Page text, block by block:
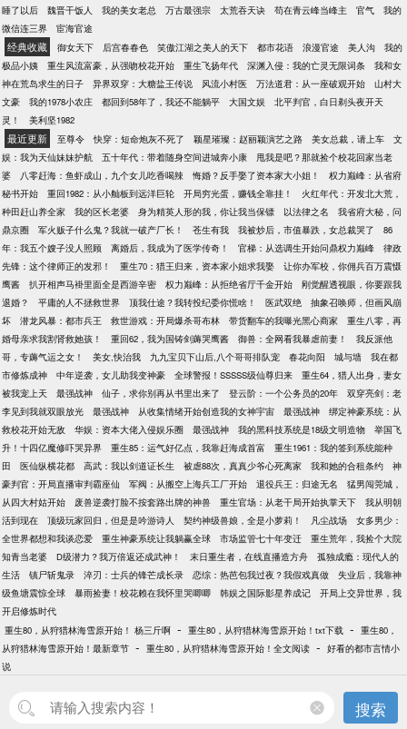
睡了以后
魏晋干饭人 我的美女老总 万古最强宗 太荒吞天诀 苟在青云峰当峰主 官气
我的
微信连三界
宦海官途
经典收藏 御女天下 后宫春春色 笑傲江湖之美人的天下 都市花语 浪漫官途 美人沟
我的
极品小姨
重生风流富豪，从强吻校花开始 重生飞扬年代 深渊入侵：我的亡灵无限词条
我和女
神在荒岛求生的日子
异界双穿：大糖盐王传说 风流小村医 万法道君：从一座破观开始
山村大
文豪
我的1978小农庄 都回到58年了，我还不能躺平 大国文娱
北平判官，白日剃头夜开天
灵！
美利坚1982
最近更新 至尊令 快穿：短命炮灰不死了 颖星璀璨：赵丽颖演艺之路 美女总裁，请上车
文
娱：我为天仙妹妹护航
五十年代：带着随身空间进城奔小康
甩我是吧？那就捡个校花回家当老
婆
八零赶海：鱼虾成山，九个女儿吃香喝辣 悔婚？反手娶了资本家大小姐！
权力巅峰：从省府
秘书开始
重回1982：从小舢板到远洋巨轮 开局穷光蛋，赚钱全靠挂！
火红年代：开发北大荒，
种田赶山养全家
我的区长老婆 身为精英人形的我，你让我当保镖 以法律之名
我省府大秘，问
鼎京圈
军火贩子什么鬼？我就一破产厂长！ 苍生有我 我被炒后，市值暴跌，女总裁哭了
86
年：我五个嫂子没人照顾
离婚后，我成为了医学传奇！ 官梯：从选调生开始问鼎权力巅峰
律政
先锋：这个律师正的发邪！
重生70：猎王归来，资本家小姐求我娶
让你办军校，你佣兵百万震慑
鹰酱
扒开相声马褂里面全是西游辛密 权力巅峰：从拒绝省厅千金开始
刚觉醒透视眼，你要跟我
退婚？
平庸的人不拯救世界 顶我仕途？我转投纪委你慌啥！ 医武双绝
抽象召唤师，但画风崩
坏
潜龙风暴：都市兵王 救世游戏：开局爆杀哥布林 带货翻车的我曝光黑心商家
重生八零，再
婚母亲求我割肾救她孩！
重回62，我为国铸剑薅哭鹰酱 御兽：全网看我暴虐前妻！
我反派他
哥，专薅气运之女！
美女,快治我 九九宝贝下山后,八个哥哥排队宠 春花向阳 城与墙
我在都
市修炼成神
中年逆袭，女儿助我变神豪 全球警报！SSSSS级仙尊归来
重生64，猎人出身，妻女
被我宠上天
最强战神 仙子，求你别再从书里出来了 登云阶：一个公务员的20年
双穿亮剑：老
李见到我就双眼放光
最强战神 从收集情绪开始创造我的女神宇宙 最强战神
绑定神豪系统：从
救校花开始无敌
华娱：资本大佬入侵娱乐圈 最强战神 我的黑科技系统是18级文明造物
举国飞
升！十四亿魔修吓哭异界
重生85：运气好亿点，我靠赶海成首富
重生1961：我的签到系统能种
田
医仙纵横花都 高武：我以剑道证长生 被虐88次，真真少爷心死离家 我和她的合租条约
神
豪判官：开局直播审判霸座仙
军阀：从搬空上海兵工厂开始 退役兵王：归途无名
猛男闯莞城，
从四大村姑开始
废兽逆袭打脸不按套路出牌的神兽 重生官场：从老干局开始执掌天下
我从明朝
活到现在
顶级玩家回归，但是是吟游诗人 契约神级兽娘，全是小萝莉！ 凡尘战场
女多男少：
全世界都想和我谈恋爱
重生神豪系统让我躺赢全球 市场监管七十年变迁
重生荒年，我捡个大院
知青当老婆
D级潜力？我万倍返还成武神！ 末日重生者，在线直播造方舟
孤独成瘾：现代人的
生活
镇尸斩鬼录 淬刃：士兵的锋芒成长录 恋综：热芭包我过夜？我假戏真做
失业后，我靠神
级鱼塘震惊全球
暴雨捡妻！校花赖在我怀里哭唧唧 韩娱之国际影星养成记
开局上交异世界，我
开启修炼时代
重生80，从狩猎林海雪原开始！ 杨三斤啊 - 重生80，从狩猎林海雪原开始！txt下载 - 重生80，
从狩猎林海雪原开始！最新章节 - 重生80，从狩猎林海雪原开始！全文阅读 - 好看的都市言情小
说
搜索